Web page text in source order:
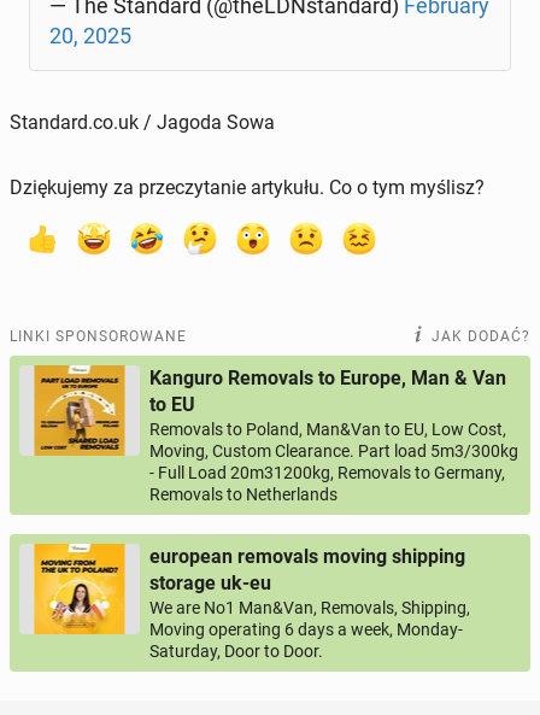
— The Stan­dard (@theLDN­stan­dard) Fe­bru­ary
20, 2025
Standard.co.uk / Jagoda Sowa
Dziękujemy za przeczytanie artykułu. Co o tym myślisz?
LINKI SPONSOROWANE JAK DODAĆ?
Kanguro Removals to Europe, Man & Van
to EU
Removals to Poland, Man&Van to EU, Low Cost,
Moving, Custom Clearance. Part load 5m3/300kg
- Full Load 20m31200kg, Removals to Germany,
Removals to Netherlands
european removals moving shipping
storage uk-eu
We are No1 Man&Van, Removals, Shipping,
Moving operating 6 days a week, Monday-
Saturday, Door to Door.